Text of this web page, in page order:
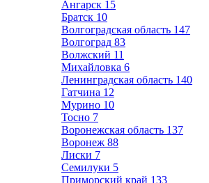
Ангарск 15
Братск 10
Волгоградская область 147
Волгоград 83
Волжский 11
Михайловка 6
Ленинградская область 140
Гатчина 12
Мурино 10
Тосно 7
Воронежская область 137
Воронеж 88
Лиски 7
Семилуки 5
Приморский край 133